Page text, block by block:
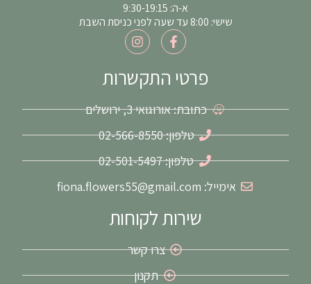
א-ה: 9:30-19:15
שישי: 8:00 עד שעה לפני כניסת השבת
F
a
c
e
b
o
-
I
n
s
t
a
r
m
פרטי התקשרות
כתובת: אורוגואי 3, ירושלים
טלפון: 02-566-8550
טלפון: 02-501-5497
אימייל: fiona.flowers55@gmail.com
שירות לקוחות
צרו קשר
תקנון